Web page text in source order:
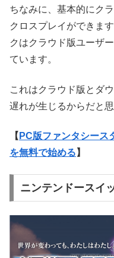
ちなみに、基本的にク
クロスプレイができま
クはクラウド版ユーザ
ています。
これはクラウド版とダ
遅れが生じるからだと思
【 PC版ファンタシース
を無料で始める 】
ニンテンドースイ